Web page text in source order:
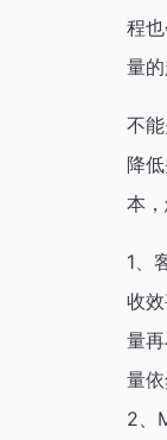
程
量
不
降
本
1、
收
量
量
2、